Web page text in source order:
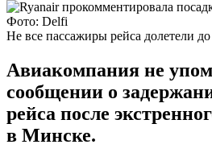
Фото: Delfi
Не все пассажиры рейса долетели
Авиакомпания не
сообщении о
рейса после
в Минске.